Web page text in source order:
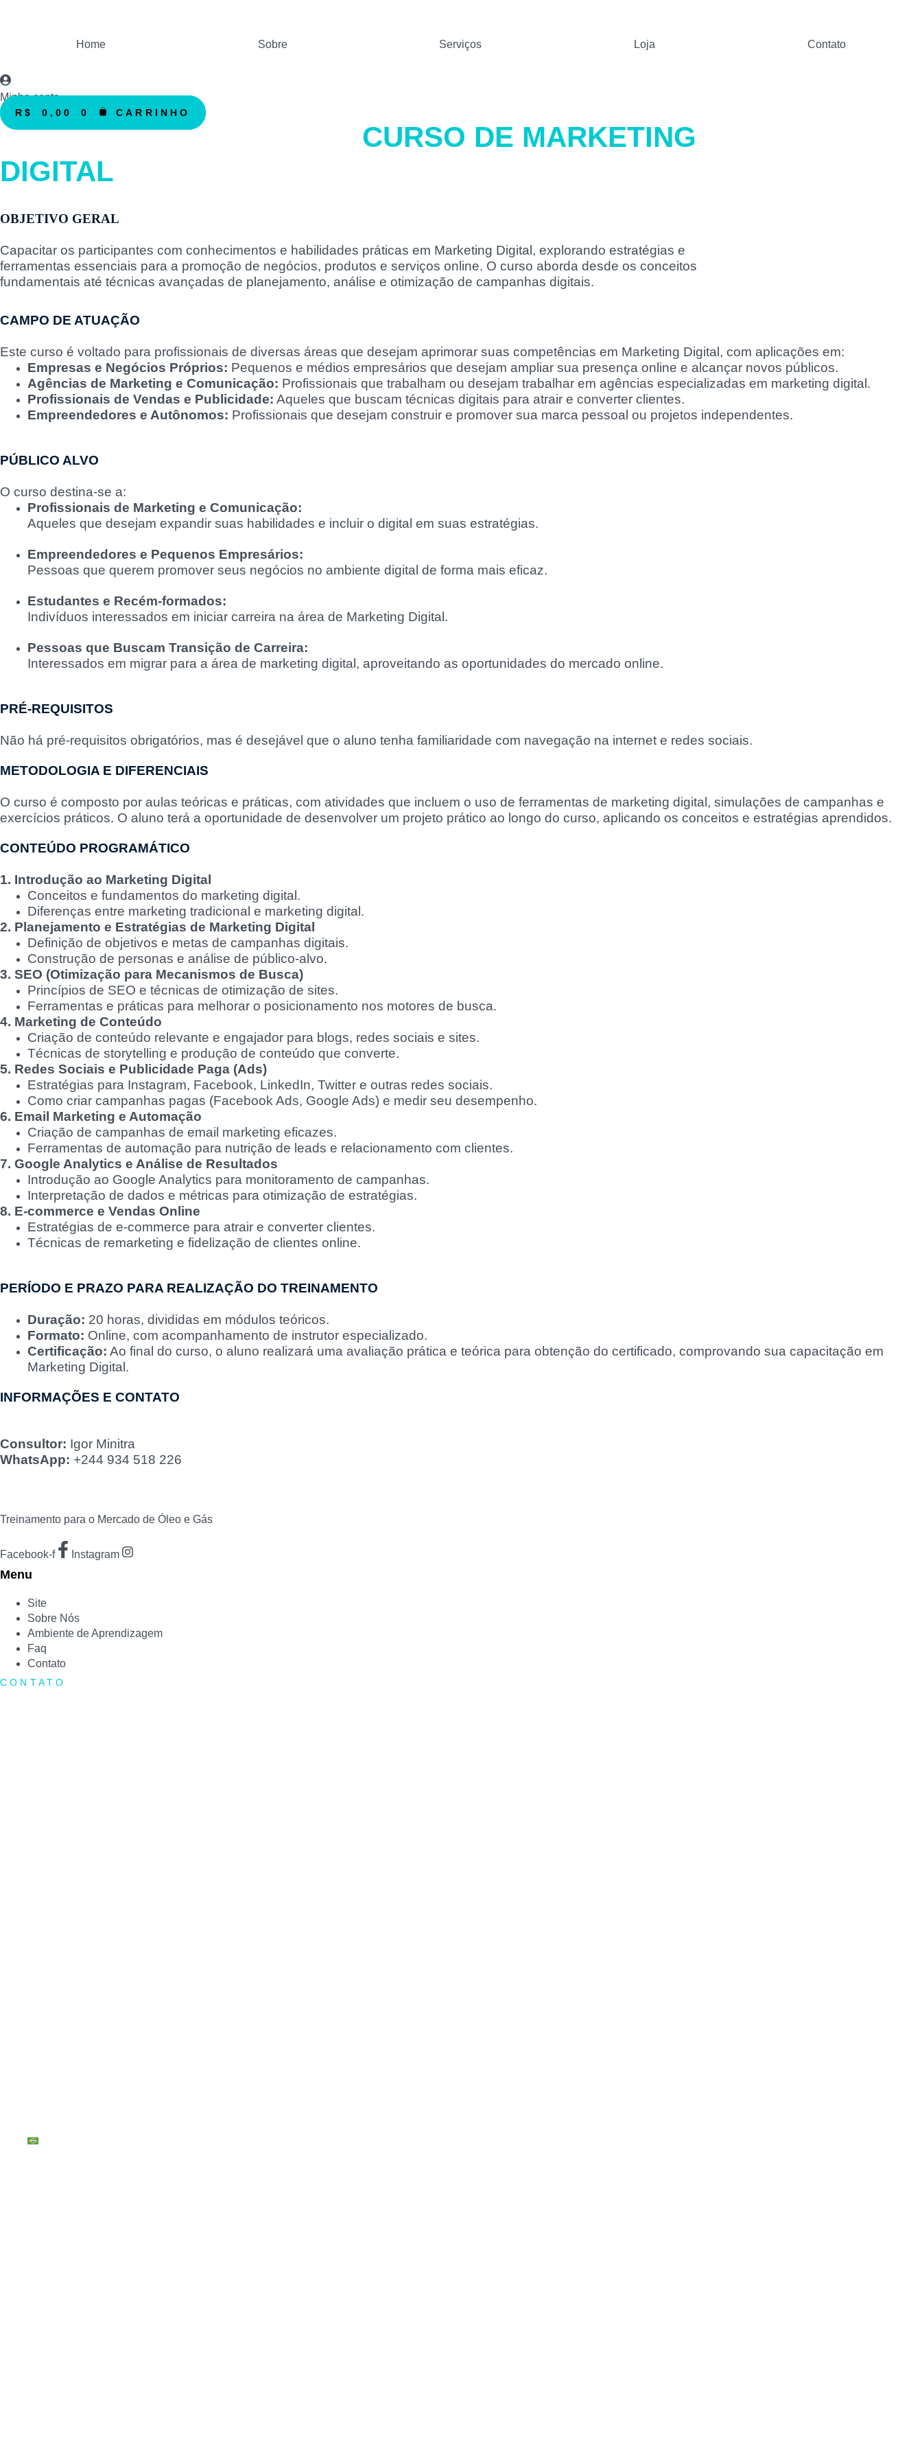
Home Sobre Serviços Loja Contato
Minha conta
R$ 0,00 0 CARRINHO
CURSO DE MARKETING
DIGITAL
OBJETIVO GERAL
Capacitar os participantes com conhecimentos e habilidades práticas em Marketing Digital, explorando estratégias e
ferramentas essenciais para a promoção de negócios, produtos e serviços online. O curso aborda desde os conceitos
fundamentais até técnicas avançadas de planejamento, análise e otimização de campanhas digitais.
CAMPO DE ATUAÇÃO
Este curso é voltado para profissionais de diversas áreas que desejam aprimorar suas competências em Marketing Digital, com aplicações em:
Empresas e Negócios Próprios: Pequenos e médios empresários que desejam ampliar sua presença online e alcançar novos públicos.
Agências de Marketing e Comunicação: Profissionais que trabalham ou desejam trabalhar em agências especializadas em marketing digital.
Profissionais de Vendas e Publicidade: Aqueles que buscam técnicas digitais para atrair e converter clientes.
Empreendedores e Autônomos: Profissionais que desejam construir e promover sua marca pessoal ou projetos independentes.
PÚBLICO ALVO
O curso destina-se a:
Profissionais de Marketing e Comunicação:
Aqueles que desejam expandir suas habilidades e incluir o digital em suas estratégias.
Empreendedores e Pequenos Empresários:
Pessoas que querem promover seus negócios no ambiente digital de forma mais eficaz.
Estudantes e Recém-formados:
Indivíduos interessados em iniciar carreira na área de Marketing Digital.
Pessoas que Buscam Transição de Carreira:
Interessados em migrar para a área de marketing digital, aproveitando as oportunidades do mercado online.
PRÉ-REQUISITOS
Não há pré-requisitos obrigatórios, mas é desejável que o aluno tenha familiaridade com navegação na internet e redes sociais.
METODOLOGIA E DIFERENCIAIS
O curso é composto por aulas teóricas e práticas, com atividades que incluem o uso de ferramentas de marketing digital, simulações de campanhas e
exercícios práticos. O aluno terá a oportunidade de desenvolver um projeto prático ao longo do curso, aplicando os conceitos e estratégias aprendidos.
CONTEÚDO PROGRAMÁTICO
1. Introdução ao Marketing Digital
Conceitos e fundamentos do marketing digital.
Diferenças entre marketing tradicional e marketing digital.
2. Planejamento e Estratégias de Marketing Digital
Definição de objetivos e metas de campanhas digitais.
Construção de personas e análise de público-alvo.
3. SEO (Otimização para Mecanismos de Busca)
Princípios de SEO e técnicas de otimização de sites.
Ferramentas e práticas para melhorar o posicionamento nos motores de busca.
4. Marketing de Conteúdo
Criação de conteúdo relevante e engajador para blogs, redes sociais e sites.
Técnicas de storytelling e produção de conteúdo que converte.
5. Redes Sociais e Publicidade Paga (Ads)
Estratégias para Instagram, Facebook, LinkedIn, Twitter e outras redes sociais.
Como criar campanhas pagas (Facebook Ads, Google Ads) e medir seu desempenho.
6. Email Marketing e Automação
Criação de campanhas de email marketing eficazes.
Ferramentas de automação para nutrição de leads e relacionamento com clientes.
7. Google Analytics e Análise de Resultados
Introdução ao Google Analytics para monitoramento de campanhas.
Interpretação de dados e métricas para otimização de estratégias.
8. E-commerce e Vendas Online
Estratégias de e-commerce para atrair e converter clientes.
Técnicas de remarketing e fidelização de clientes online.
PERÍODO E PRAZO PARA REALIZAÇÃO DO TREINAMENTO
Duração: 20 horas, divididas em módulos teóricos.
Formato: Online, com acompanhamento de instrutor especializado.
Certificação: Ao final do curso, o aluno realizará uma avaliação prática e teórica para obtenção do certificado, comprovando sua capacitação em
Marketing Digital.
INFORMAÇÕES E CONTATO
Consultor: Igor Minitra
WhatsApp: +244 934 518 226
Treinamento para o Mercado de Óleo e Gás
Facebook-f Instagram
Menu
Site
Sobre Nós
Ambiente de Aprendizagem
Faq
Contato
CONTATO